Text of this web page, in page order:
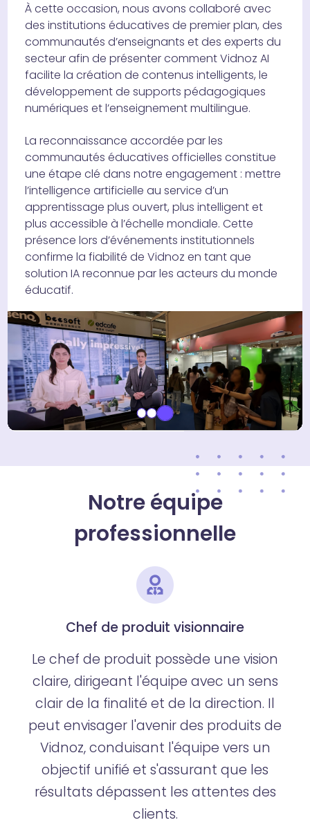
À cette occasion, nous avons collaboré avec
des institutions éducatives de premier plan, des
communautés d’enseignants et des experts du
secteur afin de présenter comment Vidnoz AI
facilite la création de contenus intelligents, le
développement de supports pédagogiques
numériques et l’enseignement multilingue.
La reconnaissance accordée par les
communautés éducatives officielles constitue
une étape clé dans notre engagement : mettre
l’intelligence artificielle au service d’un
apprentissage plus ouvert, plus intelligent et
plus accessible à l’échelle mondiale. Cette
présence lors d’événements institutionnels
confirme la fiabilité de Vidnoz en tant que
solution IA reconnue par les acteurs du monde
éducatif.
Notre équipe
professionnelle
Chef de produit visionnaire
Le chef de produit possède une vision
claire, dirigeant l'équipe avec un sens
clair de la finalité et de la direction. Il
peut envisager l'avenir des produits de
Vidnoz, conduisant l'équipe vers un
objectif unifié et s'assurant que les
résultats dépassent les attentes des
clients.